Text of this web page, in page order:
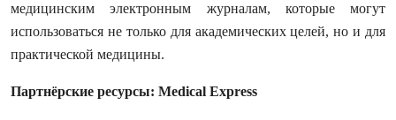
медицинским электронным журналам, которые могут
использоваться не только для академических целей, но и для
практической медицины.
Партнёрские ресурсы: Medical Express